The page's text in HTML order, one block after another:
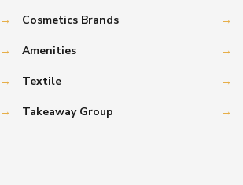
→ Cosmetics Brands
→ Amenities
→ Textile
→ Takeaway Group
→
→
→
→